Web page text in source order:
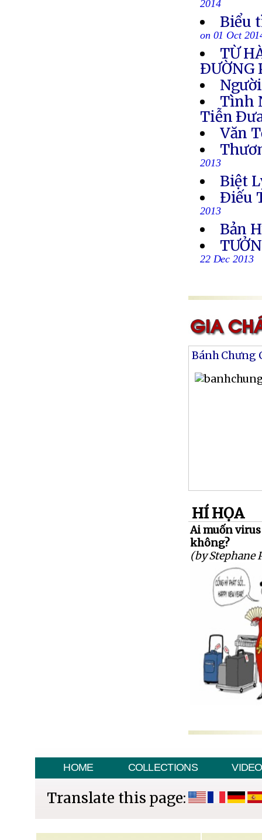
2014
Biểu
on 01 Oct
TỪ
ÐƯỜNG
Tình
Tiễn
Văn
2013
Biệt
Ðiếu
2013
Bản
22 Dec 2013
Bánh Chưng
HÍ HỌA
Ai muốn
không?
(by Stephane
HOME COLLECTIONS VIDEO
Translate this page: